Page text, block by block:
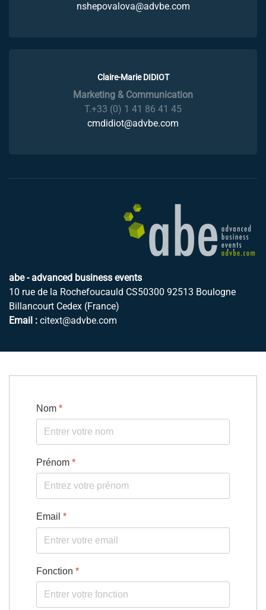
nshepovalova@advbe.com
Claire-Marie DIDIOT
Marketing & Communication
T.+33 (0) 1 41 86 41 45
cmdidiot@advbe.com
abe - advanced business events
10 rue de la Rochefoucauld CS50300 92513 Boulogne
Billancourt Cedex (France)
Email : citext@advbe.com
Nom *
Prénom *
Email *
Fonction *